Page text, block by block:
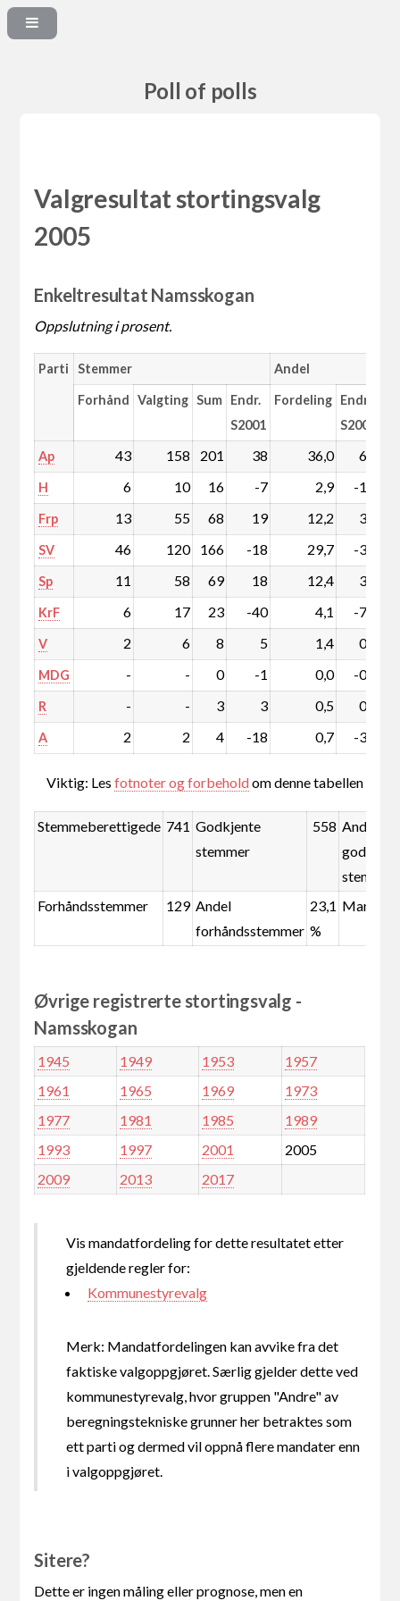
Poll of polls
Valgresultat stortingsvalg
2005
Enkeltresultat Namsskogan
Oppslutning i prosent.
Parti Stemmer Andel
Forhånd Valgting Sum Endr.
S2001
Fordeling Endr.
S2001
Ap 43 158 201 38 36,0 6,9
H 6 10 16 -7 2,9 -1,2
Frp 13 55 68 19 12,2 3,4
SV 46 120 166 -18 29,7 -3,2
Sp 11 58 69 18 12,4 3,2
KrF 6 17 23 -40 4,1 -7,1
V 2 6 8 5 1,4 0,9
MDG - - 0 -1 0,0 -0,2
R - - 3 3 0,5 0,5
A 2 2 4 -18 0,7 -3,2
Viktig: Lesfotnoter og forbeholdom denne tabellen
Stemmeberettigede 741 Godkjente
stemmer
558 Andel
stemmer
Forhåndsstemmer
129 Andel
forhåndsstemmer
23,1
%
Øvrige registrerte stortingsvalg -
Namsskogan
1945 1949 1953
1957
1961
1965 1969
1973
1977
1981 1985
1989
1993
1997 2001
2005
2009
2013 2017
Vis mandatfordeling for dette resultatet etter
gjeldende regler for:
Kommunestyrevalg
Merk: Mandatfordelingen kan avvike fra det
faktiske valgoppgjøret. Særlig gjelder dette ved
kommunestyrevalg, hvor gruppen "Andre" av
beregningstekniske grunner her betraktes som
ett parti og dermed vil oppnå flere mandater enn
i valgoppgjøret.
Sitere?
Dette er ingen måling eller prognose, men en